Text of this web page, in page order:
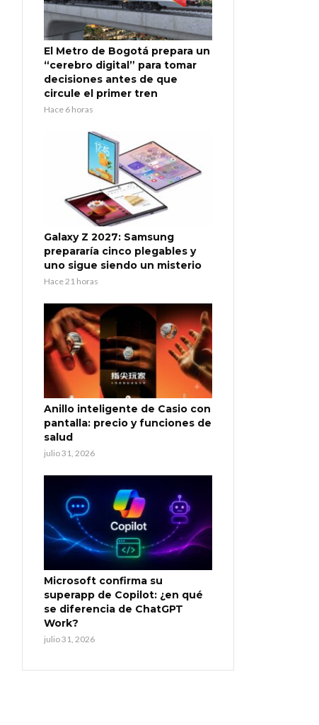
El Metro de Bogotá prepara un
“cerebro digital” para tomar
decisiones antes de que
circule el primer tren
Hace 6 horas
Galaxy Z 2027: Samsung
prepararía cinco plegables y
uno sigue siendo un misterio
Hace 21 horas
Anillo inteligente de Casio con
pantalla: precio y funciones de
salud
julio 31, 2026
Microsoft confirma su
superapp de Copilot: ¿en qué
se diferencia de ChatGPT
Work?
julio 31, 2026